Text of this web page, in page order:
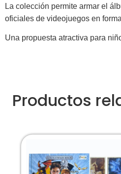
La colección permite armar el
oficiales de videojuegos en
Una propuesta atractiva para
Productos